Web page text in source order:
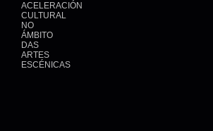
ACELERACIÓN
CULTURAL
NO
ÁMBITO
DAS
ARTES
ESCÉNICAS